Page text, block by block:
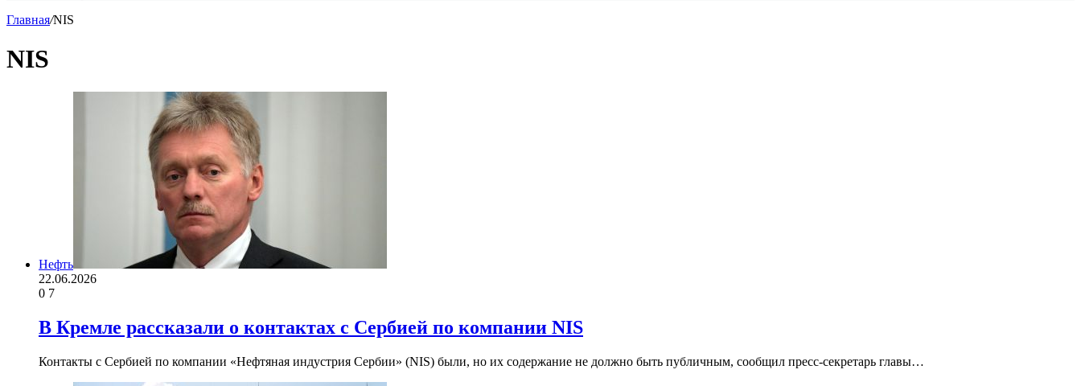
Главная/NIS
NIS
Нефть
22.06.2026
0 7
В Кремле рассказали о контактах с Сербией по компании NIS
Контакты с Сербией по компании «Нефтяная индустрия Сербии» (NIS) были, но их содержание не должно быть публичным, сообщил пресс-секретарь главы…